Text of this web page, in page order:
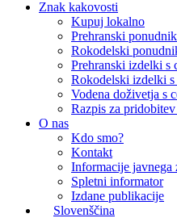
Znak kakovosti
Kupuj lokalno
Prehranski
Rokodelski
Prehranski izdelki s
Rokodelski izdelki
Vodena doživetja s
Razpis za
O nas
Kdo smo?
Kontakt
Informacije javnega
Spletni informator
Izdane publikacije
Slovenščina